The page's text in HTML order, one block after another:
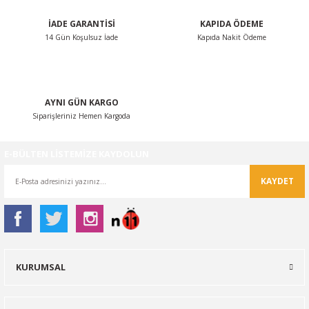
İADE GARANTİSİ
14 Gün Koşulsuz İade
KAPIDA ÖDEME
Kapıda Nakit Ödeme
AYNI GÜN KARGO
Siparişleriniz Hemen Kargoda
KAYDET
KURUMSAL